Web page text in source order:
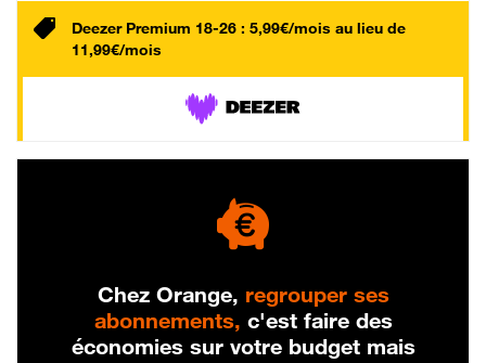
Deezer Premium 18-26 : 5,99€/mois au lieu de
11,99€/mois
Chez Orange, regrouper ses
abonnements, c'est faire des
économies sur votre budget mais